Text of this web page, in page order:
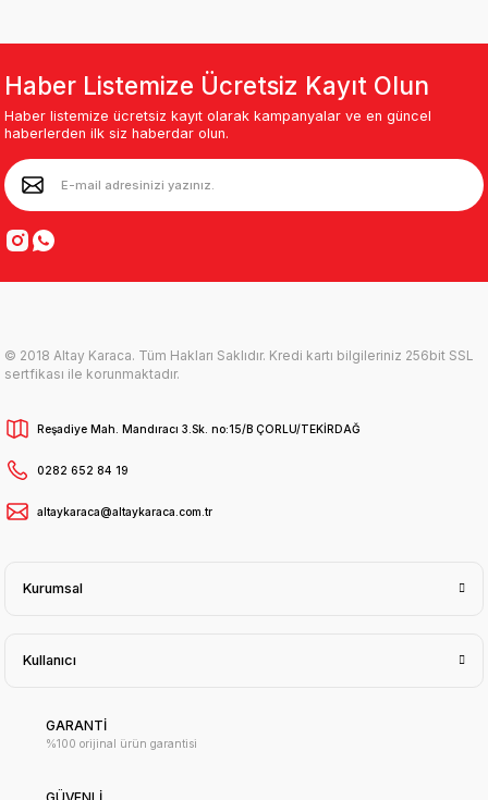
Haber Listemize Ücretsiz Kayıt Olun
Haber listemize ücretsiz kayıt olarak kampanyalar ve en güncel
haberlerden ilk siz haberdar olun.
© 2018 Altay Karaca. Tüm Hakları Saklıdır. Kredi kartı bilgileriniz 256bit SSL
sertfikası ile korunmaktadır.
Reşadiye Mah. Mandıracı 3.Sk. no:15/B ÇORLU/TEKİRDAĞ
0282 652 84 19
altaykaraca@altaykaraca.com.tr
Kurumsal
Kullanıcı
GARANTİ
%100 orijinal ürün garantisi